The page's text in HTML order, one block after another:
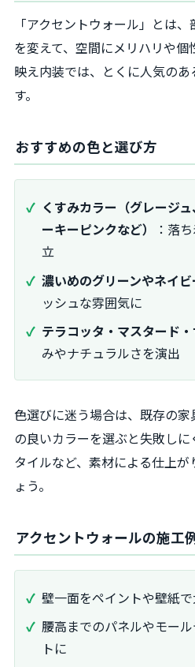
「アクセントウォール」とは
を変えて、空間にメリハリや
映え内装では、とくに人気の
す。
おすすめの色と選び方
くすみカラー（グレージ
ーキーピンクなど）
：落
立
濃いめのグリーンやネイビ
ッシュな雰囲気に
テラコッタ・マスタード
みやナチュラルさを演出
色選びに迷う場合は、既存の
の良いカラーを選ぶと失敗しに
タイルなど、素材による仕上
ょう。
アクセントウォールの施工
壁一面をペイントや壁紙
腰高までのパネルやモー
トに